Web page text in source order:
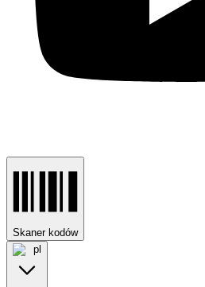
Skaner kodów
pl